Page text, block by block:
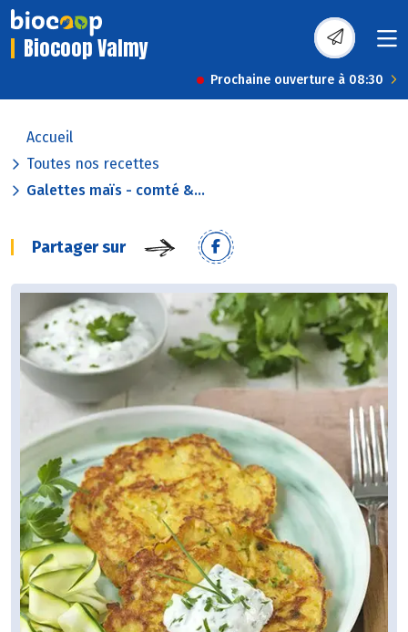
Biocoop Valmy
Prochaine ouverture à 08:30
Accueil
Toutes nos recettes
Galettes maïs - comté &...
Partager sur